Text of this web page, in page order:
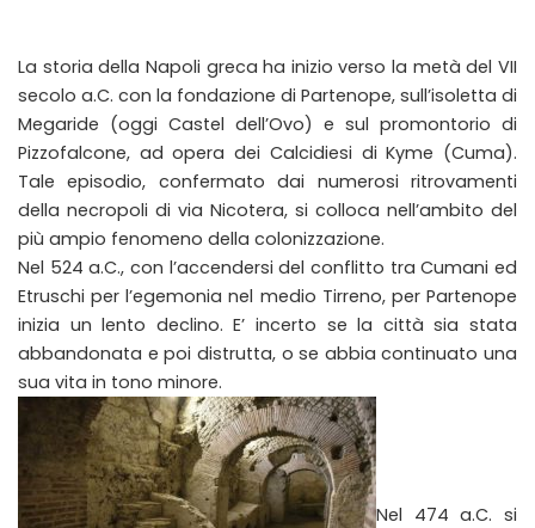
La storia della Napoli greca ha inizio verso la metà del VII
secolo a.C. con la fondazione di Partenope, sull’isoletta di
Megaride (oggi Castel dell’Ovo) e sul promontorio di
Pizzofalcone, ad opera dei Calcidiesi di Kyme (Cuma).
Tale episodio, confermato dai numerosi ritrovamenti
della necropoli di via Nicotera, si colloca nell’ambito del
più ampio fenomeno della colonizzazione.
Nel 524 a.C., con l’accendersi del conflitto tra Cumani ed
Etruschi per l’egemonia nel medio Tirreno, per Partenope
inizia un lento declino. E’ incerto se la città sia stata
abbandonata e poi distrutta, o se abbia continuato una
sua vita in tono minore.
Nel 474 a.C. si